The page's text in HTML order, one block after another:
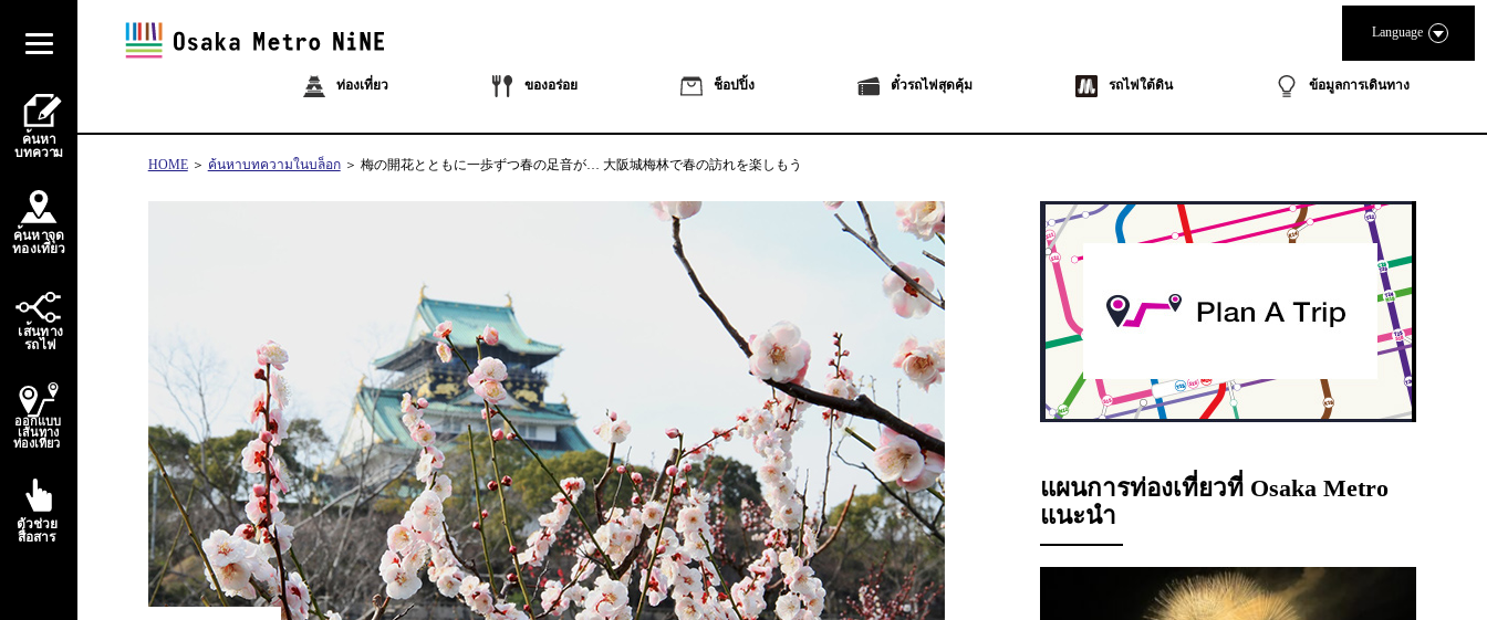
ท่องเที่ยว ของอร่อย ช็อปปิ้ง ตั๋วรถไฟสุดคุ้ม รถไฟใต้ดิน ข้อมูลการเดินทาง
Language
ค้นหา
บทความ
ค้นหาจุด
ท่องเท
ี่ยว
เส้นทาง
รถไฟ
ออกแบบ
เส้นทาง
ท่องเที่ยว
ตัวช่วย
สื่อสาร
HOME ค้นหาบทความในบล็อก 梅の開花とともに一歩ずつ春の足音が… 大阪城梅林で春の訪れを楽しもう
แผนการท่องเที่ยวที่ Osaka Metro
แนะนำ